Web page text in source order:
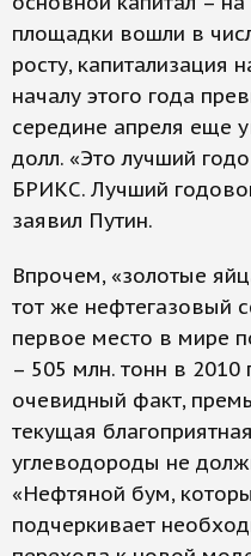
площадки вошли в
росту, капитализация
началу этого года
середине апреля еще
долл. «Это лучший
БРИКС. Лучший
заявил Путин.
Впрочем, «золотые
тот же нефтегазовый
первое место в мире
– 505 млн. тонн в 2010
очевидный факт,
текущая
углеводороды не
«Нефтяной бум,
подчеркивает